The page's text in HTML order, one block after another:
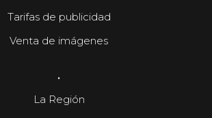
Tarifas de publicidad
Venta de imágenes
.
La Región